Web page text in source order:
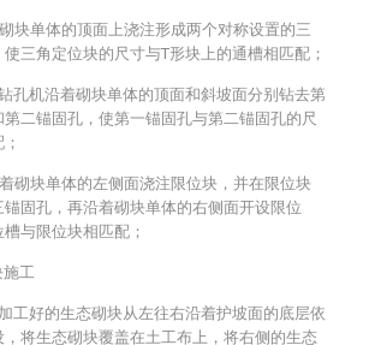
块单体的顶面上浇注形成两个对称设置的三
三角定位块的尺寸与T形块上的通槽相匹配；
孔机沿着砌块单体的顶面和斜坡面分别钻去第
二锚固孔，使第一锚固孔与第二锚固孔的尺
砌块单体的左侧面浇注限位块，并在限位块
锚固孔，再沿着砌块单体的右侧面开设限位
与限位块相匹配；
施工
工好的生态砌块从左往右沿着护坡面的底层依
，将生态砌块覆盖在土工布上，将右侧的生态